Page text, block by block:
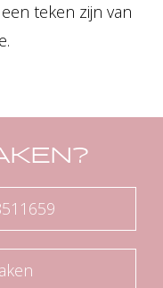
teken zijn van